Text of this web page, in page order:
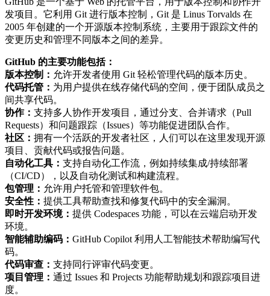
发项目。它利用 Git 进行版本控制，Git 是 Linus Torvalds 在
2005 年创建的一个开源版本控制系统，主要用于跟踪文件的
变更历史和管理不同版本之间的差异。
GitHub 的主要功能包括：
版本控制： 允许开发者使用 Git 轻松管理代码的版本历史。
代码托管： 为用户提供在线存储代码的空间，便于团队成员之
间共享代码。
协作： 支持多人协作开发项目，通过分支、合并请求（Pull
Requests）和问题跟踪（Issues）等功能促进团队合作。
社区： 拥有一个活跃的开发者社区，人们可以在这里发现开源
项目、贡献代码或报告问题。
自动化工具： 支持自动化工作流，例如持续集成/持续部署
（CI/CD），以及自动化测试和构建流程。
包管理： 允许用户托管和管理软件包。
安全性： 提供工具帮助查找和修复代码中的安全漏洞。
即时开发环境： 提供 Codespaces 功能，可以在云端启动开发
环境。
智能辅助编码： GitHub Copilot 利用人工智能技术帮助编写代
码。
代码审查： 支持同行评审代码变更。
项目管理： 通过 Issues 和 Projects 功能帮助规划和跟踪项目进
度。